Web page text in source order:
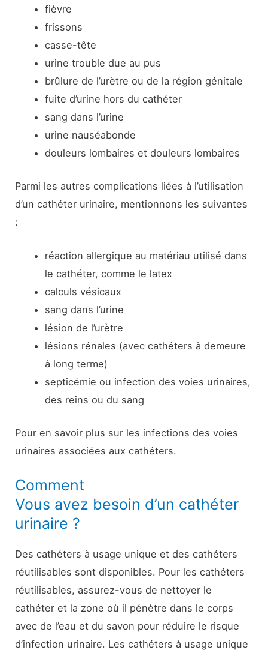
fièvre
frissons
casse-tête
urine trouble due au pus
brûlure de l’urètre ou de la région génitale
fuite d’urine hors du cathéter
sang dans l’urine
urine nauséabonde
douleurs lombaires et douleurs lombaires
Parmi les autres complications liées à l’utilisation
d’un cathéter urinaire, mentionnons les suivantes
:
réaction allergique au matériau utilisé dans
le cathéter, comme le latex
calculs vésicaux
sang dans l’urine
lésion de l’urètre
lésions rénales (avec cathéters à demeure
à long terme)
septicémie ou infection des voies urinaires,
des reins ou du sang
Pour en savoir plus sur les infections des voies
urinaires associées aux cathéters.
Comment
Vous avez besoin d’un cathéter
urinaire ?
Des cathéters à usage unique et des cathéters
réutilisables sont disponibles. Pour les cathéters
réutilisables, assurez-vous de nettoyer le
cathéter et la zone où il pénètre dans le corps
avec de l’eau et du savon pour réduire le risque
d’infection urinaire. Les cathéters à usage unique